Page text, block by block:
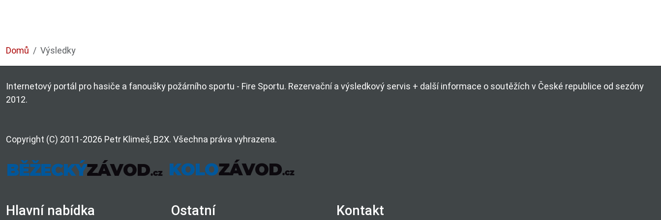
Domů Výsledky
Internetový portál pro hasiče a fanoušky požárního sportu - Fire Sportu. Rezervační a výsledkový servis + další informace o soutěžích v České republice od sezóny
2012.
Copyright (C) 2011-2026 Petr Klimeš, B2X. Všechna práva vyhrazena.
Hlavní nabídka Ostatní Kontakt